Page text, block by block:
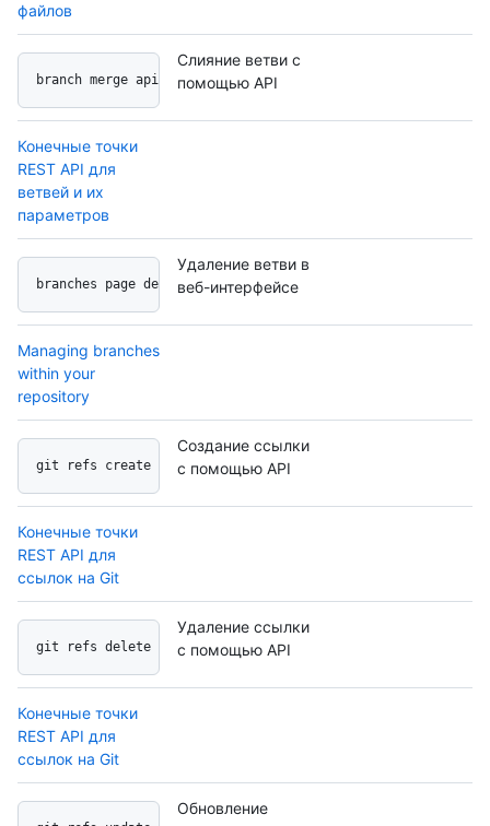
файлов
branch merge api
Слияние ветви с
помощью API
Конечные точки
REST API для
ветвей и их
параметров
branches page delete button
Удаление ветви в
веб-интерфейсе
Managing branches
within your
repository
git refs create api
Создание ссылки
с помощью API
Конечные точки
REST API для
ссылок на Git
git refs delete api
Удаление ссылки
с помощью API
Конечные точки
REST API для
ссылок на Git
Обновление